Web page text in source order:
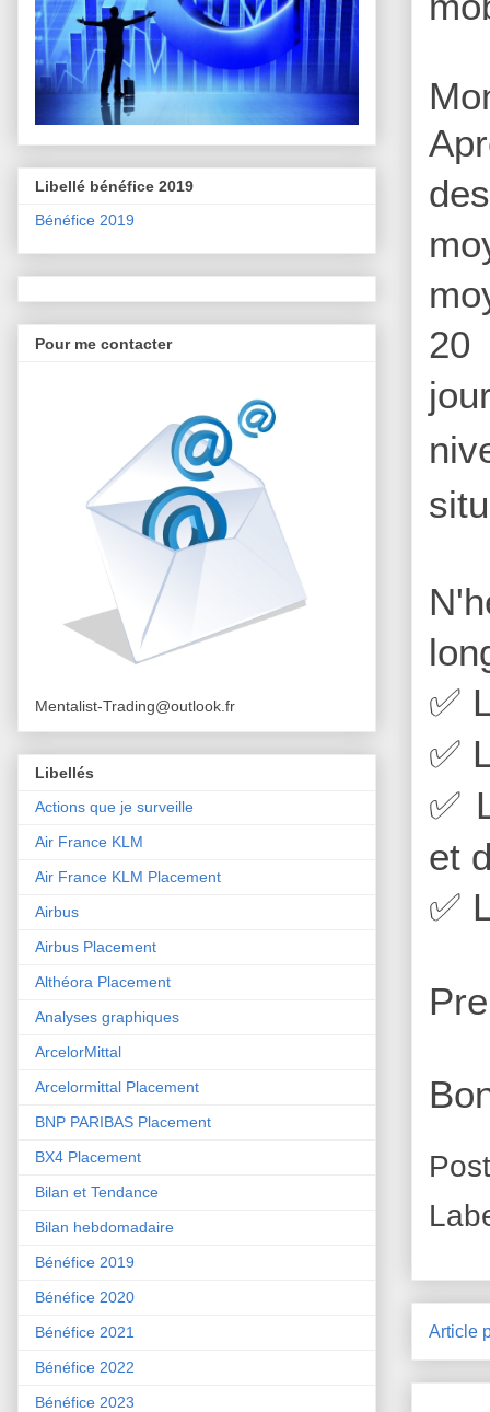
20
✅
✅
✅
et
✅
Article
Libellé bénéfice 2019
Bénéfice 2019
Pour me contacter
Mentalist-Trading@outlook.fr
Libellés
Actions que je surveille
Air France KLM
Air France KLM Placement
Airbus
Airbus Placement
Althéora Placement
Analyses graphiques
ArcelorMittal
Arcelormittal Placement
BNP PARIBAS Placement
BX4 Placement
Bilan et Tendance
Bilan hebdomadaire
Bénéfice 2019
Bénéfice 2020
Bénéfice 2021
Bénéfice 2022
Bénéfice 2023